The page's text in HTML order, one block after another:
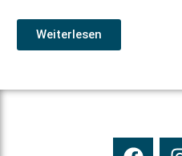
Weiterlesen